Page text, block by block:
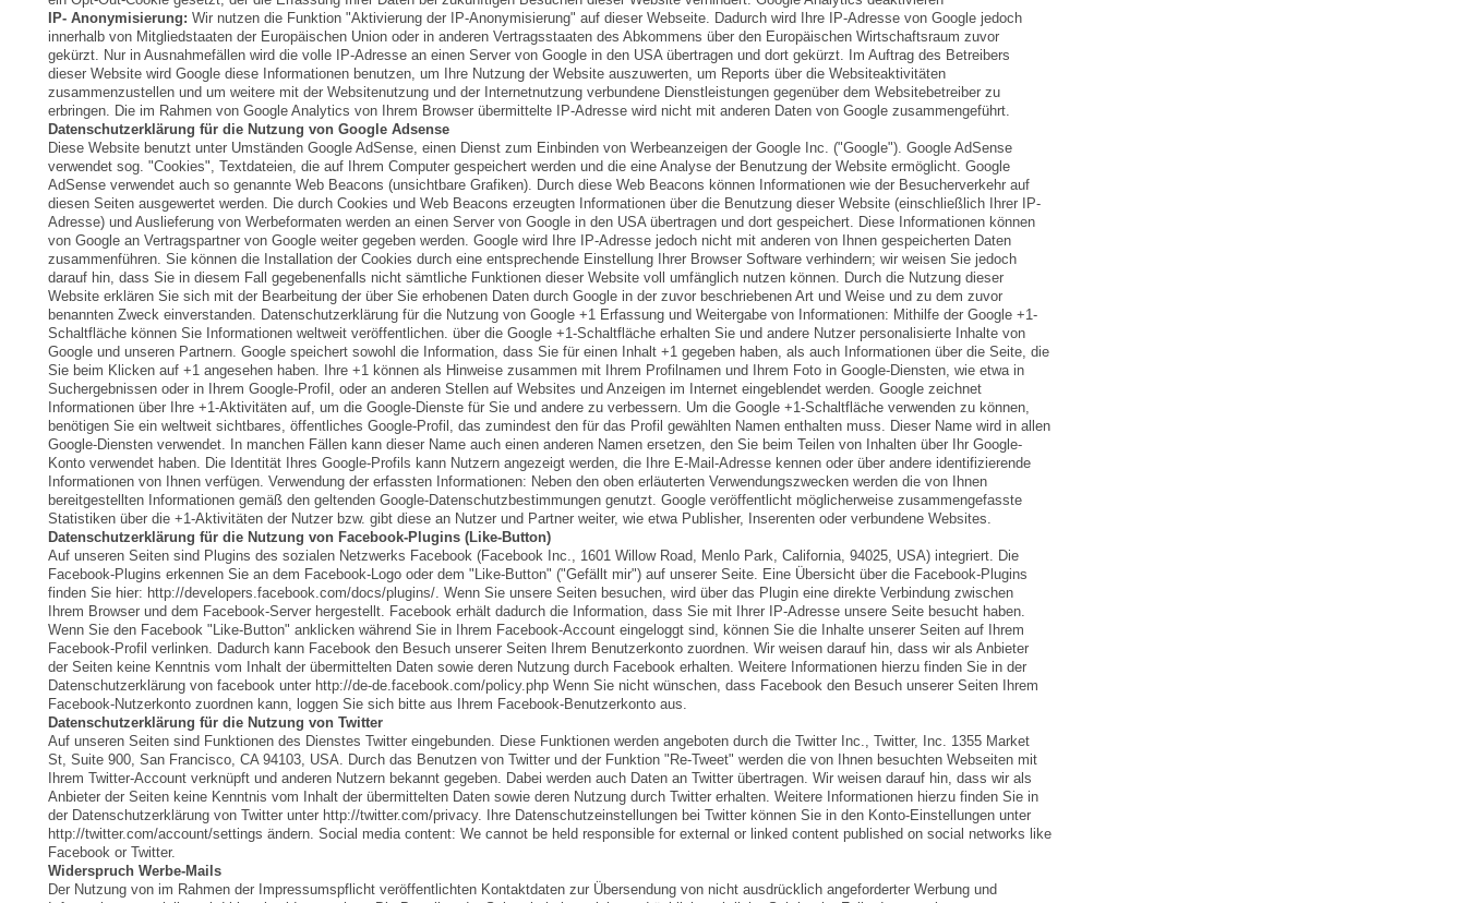
IP- Anonymisierung: Wir nutzen die Funktion "Aktivierung der IP-Anonymisierung" auf dieser Webseite. Dadurch wird Ihre IP-Adresse von Google jedoch
innerhalb von Mitgliedstaaten der Europäischen Union oder in anderen Vertragsstaaten des Abkommens über den Europäischen Wirtschaftsraum zuvor
gekürzt. Nur in Ausnahmefällen wird die volle IP-Adresse an einen Server von Google in den USA übertragen und dort gekürzt. Im Auftrag des Betreibers
dieser Website wird Google diese Informationen benutzen, um Ihre Nutzung der Website auszuwerten, um Reports über die Websiteaktivitäten
zusammenzustellen und um weitere mit der Websitenutzung und der Internetnutzung verbundene Dienstleistungen gegenüber dem Websitebetreiber zu
erbringen. Die im Rahmen von Google Analytics von Ihrem Browser übermittelte IP-Adresse wird nicht mit anderen Daten von Google zusammengeführt.
Datenschutzerklärung für die Nutzung von Google Adsense
Diese Website benutzt unter Umständen Google AdSense, einen Dienst zum Einbinden von Werbeanzeigen der Google Inc. ("Google"). Google AdSense
verwendet sog. "Cookies", Textdateien, die auf Ihrem Computer gespeichert werden und die eine Analyse der Benutzung der Website ermöglicht. Google
AdSense verwendet auch so genannte Web Beacons (unsichtbare Grafiken). Durch diese Web Beacons können Informationen wie der Besucherverkehr auf
diesen Seiten ausgewertet werden. Die durch Cookies und Web Beacons erzeugten Informationen über die Benutzung dieser Website (einschließlich Ihrer IP-
Adresse) und Auslieferung von Werbeformaten werden an einen Server von Google in den USA übertragen und dort gespeichert. Diese Informationen können
von Google an Vertragspartner von Google weiter gegeben werden. Google wird Ihre IP-Adresse jedoch nicht mit anderen von Ihnen gespeicherten Daten
zusammenführen. Sie können die Installation der Cookies durch eine entsprechende Einstellung Ihrer Browser Software verhindern; wir weisen Sie jedoch
darauf hin, dass Sie in diesem Fall gegebenenfalls nicht sämtliche Funktionen dieser Website voll umfänglich nutzen können. Durch die Nutzung dieser
Website erklären Sie sich mit der Bearbeitung der über Sie erhobenen Daten durch Google in der zuvor beschriebenen Art und Weise und zu dem zuvor
benannten Zweck einverstanden. Datenschutzerklärung für die Nutzung von Google +1 Erfassung und Weitergabe von Informationen: Mithilfe der Google +1-
Schaltfläche können Sie Informationen weltweit veröffentlichen. über die Google +1-Schaltfläche erhalten Sie und andere Nutzer personalisierte Inhalte von
Google und unseren Partnern. Google speichert sowohl die Information, dass Sie für einen Inhalt +1 gegeben haben, als auch Informationen über die Seite, die
Sie beim Klicken auf +1 angesehen haben. Ihre +1 können als Hinweise zusammen mit Ihrem Profilnamen und Ihrem Foto in Google-Diensten, wie etwa in
Suchergebnissen oder in Ihrem Google-Profil, oder an anderen Stellen auf Websites und Anzeigen im Internet eingeblendet werden. Google zeichnet
Informationen über Ihre +1-Aktivitäten auf, um die Google-Dienste für Sie und andere zu verbessern. Um die Google +1-Schaltfläche verwenden zu können,
benötigen Sie ein weltweit sichtbares, öffentliches Google-Profil, das zumindest den für das Profil gewählten Namen enthalten muss. Dieser Name wird in allen
Google-Diensten verwendet. In manchen Fällen kann dieser Name auch einen anderen Namen ersetzen, den Sie beim Teilen von Inhalten über Ihr Google-
Konto verwendet haben. Die Identität Ihres Google-Profils kann Nutzern angezeigt werden, die Ihre E-Mail-Adresse kennen oder über andere identifizierende
Informationen von Ihnen verfügen. Verwendung der erfassten Informationen: Neben den oben erläuterten Verwendungszwecken werden die von Ihnen
bereitgestellten Informationen gemäß den geltenden Google-Datenschutzbestimmungen genutzt. Google veröffentlicht möglicherweise zusammengefasste
Statistiken über die +1-Aktivitäten der Nutzer bzw. gibt diese an Nutzer und Partner weiter, wie etwa Publisher, Inserenten oder verbundene Websites.
Datenschutzerklärung für die Nutzung von Facebook-Plugins (Like-Button)
Auf unseren Seiten sind Plugins des sozialen Netzwerks Facebook (Facebook Inc., 1601 Willow Road, Menlo Park, California, 94025, USA) integriert. Die
Facebook-Plugins erkennen Sie an dem Facebook-Logo oder dem "Like-Button" ("Gefällt mir") auf unserer Seite. Eine Übersicht über die Facebook-Plugins
finden Sie hier: http://developers.facebook.com/docs/plugins/. Wenn Sie unsere Seiten besuchen, wird über das Plugin eine direkte Verbindung zwischen
Ihrem Browser und dem Facebook-Server hergestellt. Facebook erhält dadurch die Information, dass Sie mit Ihrer IP-Adresse unsere Seite besucht haben.
Wenn Sie den Facebook "Like-Button" anklicken während Sie in Ihrem Facebook-Account eingeloggt sind, können Sie die Inhalte unserer Seiten auf Ihrem
Facebook-Profil verlinken. Dadurch kann Facebook den Besuch unserer Seiten Ihrem Benutzerkonto zuordnen. Wir weisen darauf hin, dass wir als Anbieter
der Seiten keine Kenntnis vom Inhalt der übermittelten Daten sowie deren Nutzung durch Facebook erhalten. Weitere Informationen hierzu finden Sie in der
Datenschutzerklärung von facebook unter http://de-de.facebook.com/policy.php Wenn Sie nicht wünschen, dass Facebook den Besuch unserer Seiten Ihrem
Facebook-Nutzerkonto zuordnen kann, loggen Sie sich bitte aus Ihrem Facebook-Benutzerkonto aus.
Datenschutzerklärung für die Nutzung von Twitter
Auf unseren Seiten sind Funktionen des Dienstes Twitter eingebunden. Diese Funktionen werden angeboten durch die Twitter Inc., Twitter, Inc. 1355 Market
St, Suite 900, San Francisco, CA 94103, USA. Durch das Benutzen von Twitter und der Funktion "Re-Tweet" werden die von Ihnen besuchten Webseiten mit
Ihrem Twitter-Account verknüpft und anderen Nutzern bekannt gegeben. Dabei werden auch Daten an Twitter übertragen. Wir weisen darauf hin, dass wir als
Anbieter der Seiten keine Kenntnis vom Inhalt der übermittelten Daten sowie deren Nutzung durch Twitter erhalten. Weitere Informationen hierzu finden Sie in
der Datenschutzerklärung von Twitter unter http://twitter.com/privacy. Ihre Datenschutzeinstellungen bei Twitter können Sie in den Konto-Einstellungen unter
http://twitter.com/account/settings ändern. Social media content: We cannot be held responsible for external or linked content published on social networks like
Facebook or Twitter.
Widerspruch Werbe-Mails
Der Nutzung von im Rahmen der Impressumspflicht veröffentlichten Kontaktdaten zur Übersendung von nicht ausdrücklich angeforderter Werbung und